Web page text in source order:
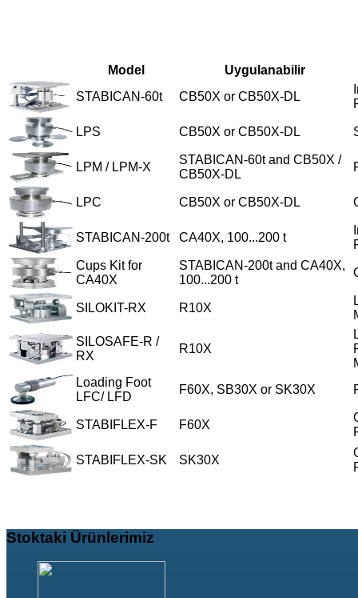
Model
Uygulanabilir
STABICAN-60t
CB50X or CB50X-DL
LPS CB50X or CB50X-DL
LPM / LPM-X
STABICAN-60t and CB50X /
CB50X-DL
LPC CB50X or CB50X-DL
STABICAN-200t CA40X, 100...200 t
Cups Kit for
CA40X
STABICAN-200t and CA40X,
100...200 t
SILOKIT-RX R10X
SILOSAFE-R /
RX
R10X
Loading Foot
LFC/ LFD
F60X, SB30X or SK30X
STABIFLEX-F F60X
STABIFLEX-SK SK30X
Stoktaki Ürünlerimiz